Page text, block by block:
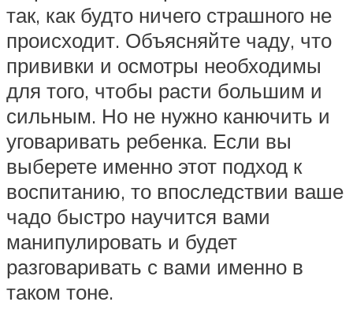
так, как будто ничего страшного не
происходит. Объясняйте чаду, что
прививки и осмотры необходимы
для того, чтобы расти большим и
сильным. Но не нужно канючить и
уговаривать ребенка. Если вы
выберете именно этот подход к
воспитанию, то впоследствии ваше
чадо быстро научится вами
манипулировать и будет
разговаривать с вами именно в
таком тоне.